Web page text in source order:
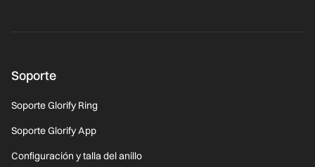
Soporte
Soporte Glorify Ring
Soporte Glorify App
Configuración y talla del anillo